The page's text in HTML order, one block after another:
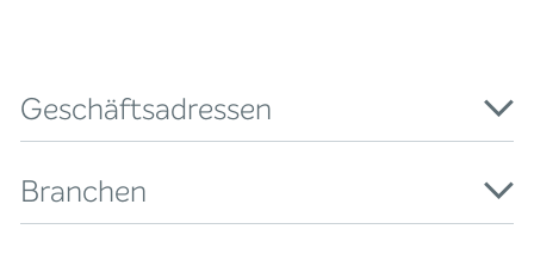
Geschäftsadressen
Branchen